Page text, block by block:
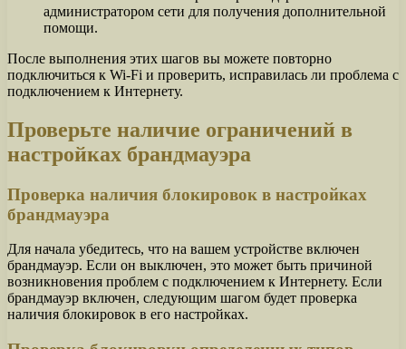
администратором сети для получения дополнительной
помощи.
После выполнения этих шагов вы можете повторно
подключиться к Wi-Fi и проверить, исправилась ли проблема с
подключением к Интернету.
Проверьте наличие ограничений в
настройках брандмауэра
Проверка наличия блокировок в настройках
брандмауэра
Для начала убедитесь, что на вашем устройстве включен
брандмауэр. Если он выключен, это может быть причиной
возникновения проблем с подключением к Интернету. Если
брандмауэр включен, следующим шагом будет проверка
наличия блокировок в его настройках.